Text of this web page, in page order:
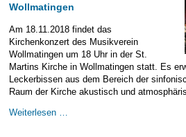
Wollmatingen
Am 18.11.2018 findet das
Kirchenkonzert des Musikverein
Wollmatingen um 18 Uhr in der St.
Martins Kirche in Wollmatingen statt. Es
Leckerbissen aus dem Bereich der
Raum der Kirche akustisch und
Weiterlesen …